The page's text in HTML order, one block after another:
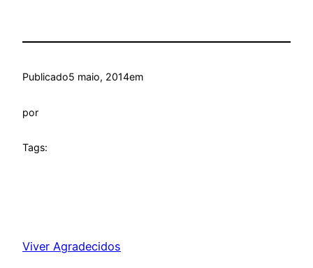
Publicado5 maio, 2014em
por
Tags:
Viver Agradecidos